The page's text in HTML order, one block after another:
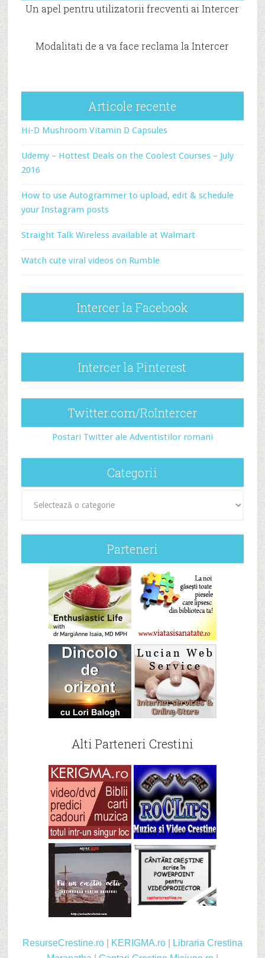
Un apel pentru utilizatorii frecventi ai Intercer
Modalitati de a va face reclama la Intercer
Articole recente
Hi-D Mushroom Vitamin D Capsules
Udemy – Hottest Deals on the Coolest Courses – July
2016
How to use Autogrammer to upload, edit & schedule
your Instagram posts
Straight Talk Wireless available at Walmart
Watch cute viral videos on Rumble
Intercer la Facebook
Intercer la Pinterest
Twitter.com/RoIntercer
Postari Twitter ale Adventistilor romani
Categorii
Parteneri
Alti Parteneri Crestini
ResurseCrestine.ro| KERIGMA.ro|
Libraria Crestina